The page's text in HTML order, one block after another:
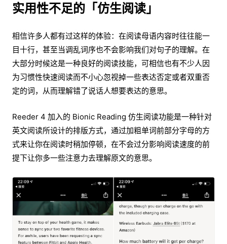
实用性不足的「仿生阅读」
相信许多人都有过这样的体验：在阅读母语内容时往往能一
目十行，甚至当调乱词序也不会影响我们对句子的理解。在
大部分时候这是一种良好的阅读技能，可相信也有不少人因
为习惯性快速阅读而不小心忽视掉一些表达否定或者双重否
定的词，从而理解错了说话人想要表达的意思。
Reeder 4 加入的 Bionic Reading 仿生阅读功能是一种针对
英文阅读所设计的排版方式，通过加粗单词前部分字母的方
式来让你在阅读时稍加停顿，在不会过分影响阅读速度的前
提下让你多一些注意力去理解原文的意思。